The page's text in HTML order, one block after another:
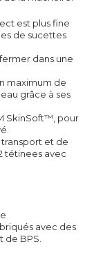
est plus fine
de sucettes
dans une
maximum de
grâce à ses
SkinSoft™, pour
et de
tétinees avec
avec des
de BPS.